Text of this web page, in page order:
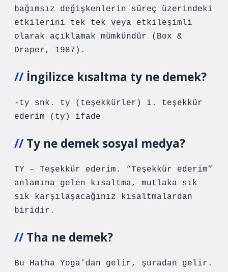
bağımsız değişkenlerin süreç üzerindeki
etkilerini tek tek veya etkileşimli
olarak açıklamak mümkündür (Box &
Draper, 1987).
İngilizce kısaltma ty ne demek?
-ty snk. ty (teşekkürler) i. teşekkür
ederim (ty) ifade
Ty ne demek sosyal medya?
TY – Teşekkür ederim. “Teşekkür ederim”
anlamına gelen kısaltma, mutlaka sık
sık karşılaşacağınız kısaltmalardan
biridir.
Tha ne demek?
Bu Hatha Yoga’dan gelir, şuradan gelir.